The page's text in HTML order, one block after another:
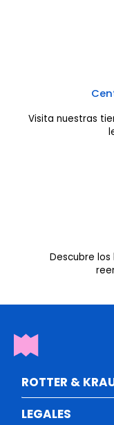
Visita nuestras
Descubre los
ROTTER &
LEGALES